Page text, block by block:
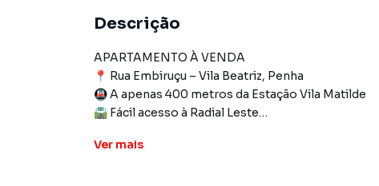
Descrição
APARTAMENTO À VENDA
📍 Rua Embiruçu – Vila Beatriz, Penha
🚇 A apenas 400 metros da Estação Vila Matilde
🛣️ Fácil acesso à Radial Leste
Excelentes acabamentos!
Ver mais